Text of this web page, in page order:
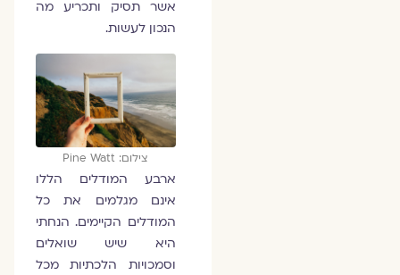
אשר תסיק ותכריע מה
הנכון לעשות.
צילום: Pine Watt
ארבע המודלים הללו
אינם מגלמים את כל
המודלים הקיימים. הנחתי
היא שיש שואלים
וסמכויות הלכתיות מכל